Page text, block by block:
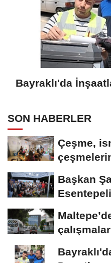
Bayraklı'da
SON HABERLER
Çeşme,
Başkan